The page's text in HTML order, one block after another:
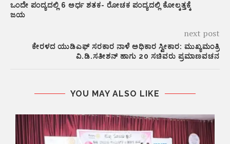
ಒಂದೇ ಪಂದ್ಯದಲ್ಲಿ 6 ಅರ್ಧ ಶತಕ- ರೋಚಕ ಪಂದ್ಯದಲ್ಲಿ ಕೋಲ್ಕತ್ತಕ್ಕೆ
ಜಯ
next post
ಕೇರಳದ ಯುಡಿಎಫ್ ಸರಕಾರ ನಾಳೆ ಅಧಿಕಾರ ಸ್ವೀಕಾರ: ಮುಖ್ಯಮಂತ್ರಿ
ವಿ.ಡಿ.ಸತೀಶನ್ ಹಾಗು 20 ಸಚಿವರು ಪ್ರಮಾಣವಚನ
YOU MAY ALSO LIKE